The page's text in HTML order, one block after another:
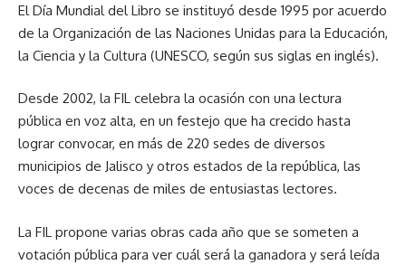
El Día Mundial del Libro se instituyó desde 1995 por acuerdo
de la Organización de las Naciones Unidas para la Educación,
la Ciencia y la Cultura (UNESCO, según sus siglas en inglés).
Desde 2002, la FIL celebra la ocasión con una lectura
pública en voz alta, en un festejo que ha crecido hasta
lograr convocar, en más de 220 sedes de diversos
municipios de Jalisco y otros estados de la república, las
voces de decenas de miles de entusiastas lectores.
La FIL propone varias obras cada año que se someten a
votación pública para ver cuál será la ganadora y será leída